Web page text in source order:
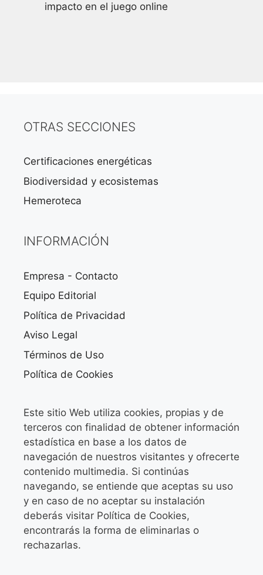
impacto en el juego online
OTRAS SECCIONES
Certificaciones energéticas
Biodiversidad y ecosistemas
Hemeroteca
INFORMACIÓN
Empresa - Contacto
Equipo Editorial
Política de Privacidad
Aviso Legal
Términos de Uso
Política de Cookies
Este sitio Web utiliza cookies, propias y de
terceros con finalidad de obtener información
estadística en base a los datos de
navegación de nuestros visitantes y ofrecerte
contenido multimedia. Si continúas
navegando, se entiende que aceptas su uso
y en caso de no aceptar su instalación
deberás visitar Política de Cookies,
encontrarás la forma de eliminarlas o
rechazarlas.